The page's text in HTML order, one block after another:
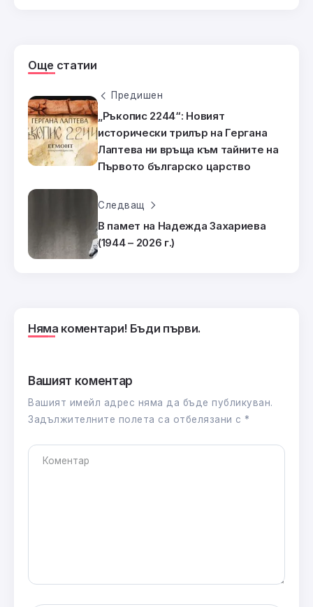
Още статии
Предишен
„Ръкопис 2244“: Новият
исторически трилър на Гергана
Лаптева ни връща към тайните на
Първото българско царство
Следващ
В памет на Надежда Захариева
(1944 – 2026 г.)
Няма коментари! Бъди първи.
Вашият коментар
Вашият имейл адрес няма да бъде публикуван.
Задължителните полета са отбелязани с *